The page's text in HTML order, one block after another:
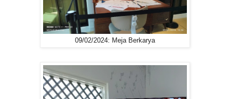
09/02/2024: Meja Berkarya